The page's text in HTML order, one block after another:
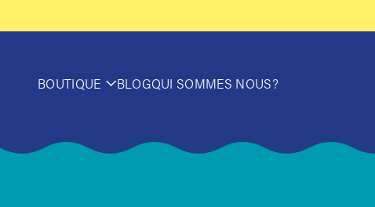
BOUTIQUE BLOGQUI SOMMES NOUS?